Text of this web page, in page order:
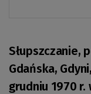
Słupszczanie,
Gdańska,
grudniu 1970